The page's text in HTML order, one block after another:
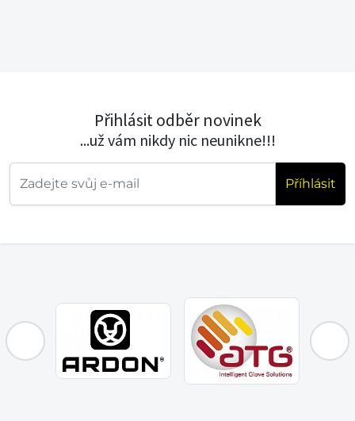
Přihlásit odběr novinek
...už vám nikdy nic neunikne!!!
Příhlásit